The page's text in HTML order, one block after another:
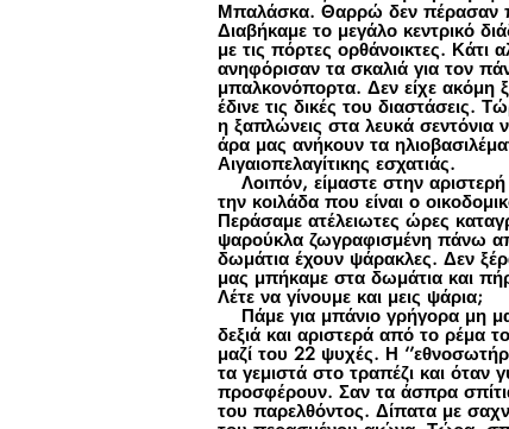
Μπαλάσκα. Θαρρώ δεν πέρασαν
Διαβήκαμε το μεγάλο κεντρικό
με τις πόρτες ορθάνοικτες.
ανηφόρισαν τα σκαλιά για τον
μπαλκονόπορτα. Δεν είχε ακόμη
έδινε τις δικές του διαστάσεις.
η ξαπλώνεις στα λευκά σεντόνια
άρα μας ανήκουν τα
Αιγαιοπελαγίτικης εσχατιάς.
Λοιπόν, είμαστε στην
την κοιλάδα που είναι ο
Περάσαμε ατέλειωτες ώρες
ψαρούκλα ζωγραφισμένη πάνω
δωμάτια έχουν ψάρακλες. Δεν
μας μπήκαμε στα δωμάτια και
Λέτε να γίνουμε και μεις ψάρια;
Πάμε για μπάνιο γρήγορα μη
δεξιά και αριστερά από το ρέμα
μαζί του 22 ψυχές. Η
τα γεμιστά στο τραπέζι και όταν
προσφέρουν. Σαν τα άσπρα
του παρελθόντος. Δίπατα με